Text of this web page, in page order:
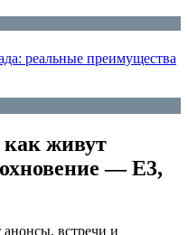
реальные преимущества
живут
— E3,